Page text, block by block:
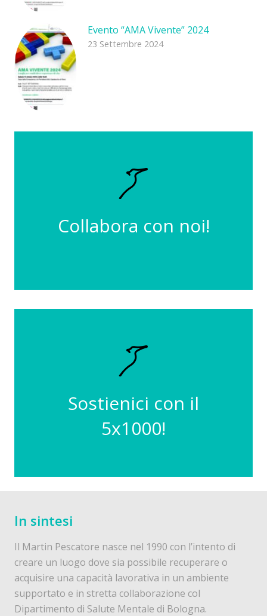
Evento “AMA Vivente” 2024
23 Settembre 2024
Collabora con noi!
Sostienici con il
5x1000!
Non costa nulla, ma
vale tanto!
Il nostro codice fiscale è
04013640372
In sintesi
Il Martin Pescatore nasce nel 1990 con l’intento di
creare un luogo dove sia possibile recuperare o
acquisire una capacità lavorativa in un ambiente
supportato e in stretta collaborazione col
Dipartimento di Salute Mentale di Bologna.